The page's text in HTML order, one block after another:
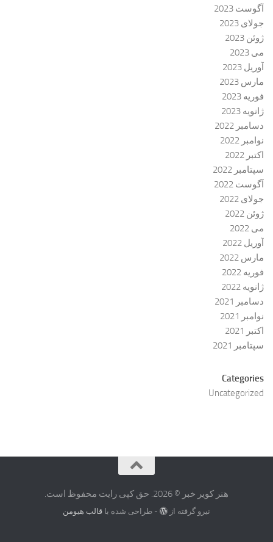
آگوست 2023
جولای 2023
ژوئن 2023
می 2023
آوریل 2023
مارس 2023
فوریه 2023
ژانویه 2023
دسامبر 2022
نوامبر 2022
اکتبر 2022
سپتامبر 2022
آگوست 2022
جولای 2022
ژوئن 2022
می 2022
آوریل 2022
مارس 2022
فوریه 2022
ژانویه 2022
دسامبر 2021
نوامبر 2021
اکتبر 2021
سپتامبر 2021
Categories
Uncategorized
هنر کویر خبر © 2026. حق کپی رایت محفوظ است.
نیرو گرفته از - طراحی شده باقالب هیومن